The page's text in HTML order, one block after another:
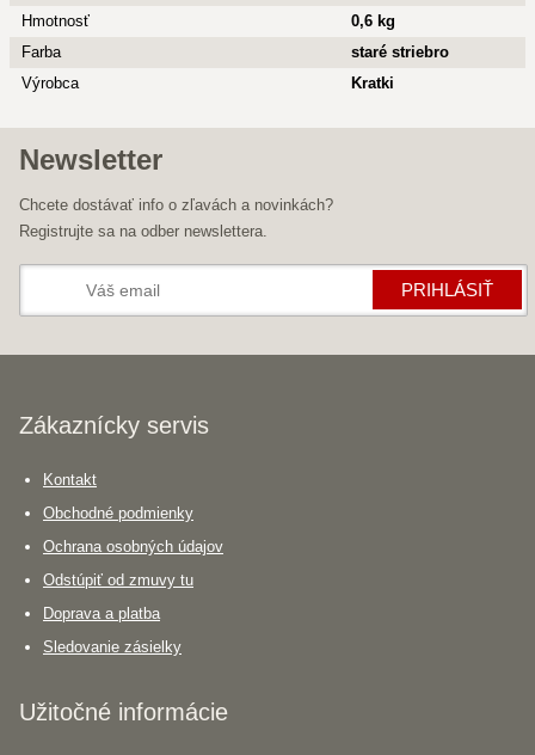
Hmotnosť
0,6 kg
Farba
staré striebro
Výrobca
Kratki
Newsletter
Chcete dostávať info o zľavách a novinkách?
Registrujte sa na odber newslettera.
PRIHLÁSIŤ
Zákaznícky servis
Kontakt
Obchodné podmienky
Ochrana osobných údajov
Odstúpiť od zmuvy tu
Doprava a platba
Sledovanie zásielky
Užitočné informácie